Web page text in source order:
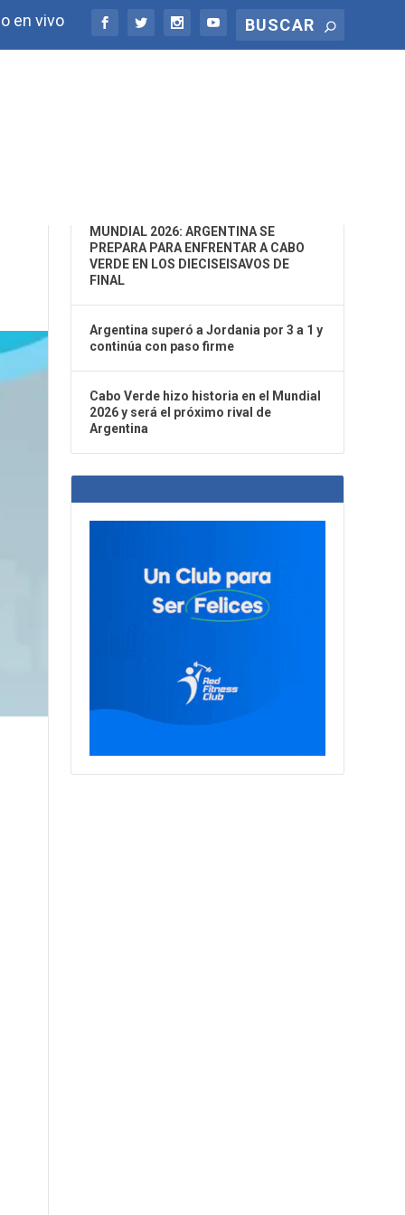
en vivo
MUNDIAL 2026: ARGENTINA SE
PREPARA PARA ENFRENTAR A CABO
VERDE EN LOS DIECISEISAVOS DE
FINAL
Argentina superó a Jordania por 3 a 1 y
continúa con paso firme
Cabo Verde hizo historia en el Mundial
2026 y será el próximo rival de
Argentina